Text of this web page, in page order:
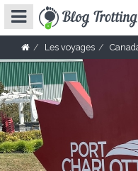
Les voyages